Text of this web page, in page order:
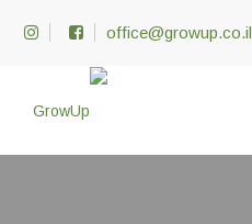
office@growup.co.il